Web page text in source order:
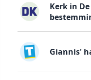
Kerk in
Giannis'